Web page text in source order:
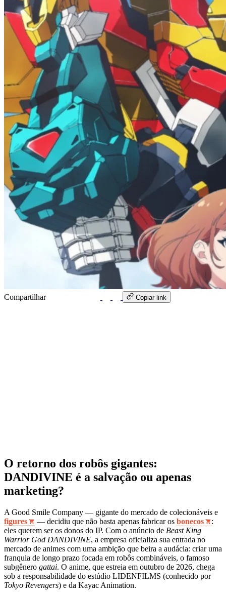
Compartilhar Copiar link
O retorno dos robôs gigantes:
DANDIVINE é a salvação ou apenas
marketing?
A Good Smile Company — gigante do mercado de colecionáveis e
figures
— decidiu que não basta apenas fabricar os bonecos
:
eles querem ser os donos do IP. Com o anúncio de Beast King
Warrior God DANDIVINE, a empresa oficializa sua entrada no
mercado de animes com uma ambição que beira a audácia: criar uma
franquia de longo prazo focada em robôs combináveis, o famoso
subgênero gattai. O anime, que estreia em outubro de 2026, chega
sob a responsabilidade do estúdio LIDENFILMS (conhecido por
Tokyo Revengers) e da Kayac Animation.